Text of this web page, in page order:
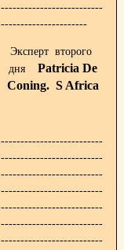
--------------------------
----------------------
Эксперт второго
дня Patricia De
Coning. S Africa
--------------------------
--------------------------
--------------------------
--------------------------
--------------------------
--------------------------
--------------------------